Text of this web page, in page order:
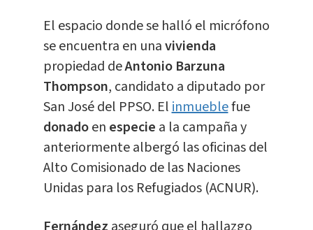
El espacio donde se halló el micrófono
se encuentra en unavivienda
propiedad deAntonio Barzuna
Thompson, candidato a diputado por
San José del PPSO. Elinmueblefue
donadoen especie a la campaña y
anteriormente albergó las oficinas del
Alto Comisionado de las Naciones
Unidas para los Refugiados (ACNUR).